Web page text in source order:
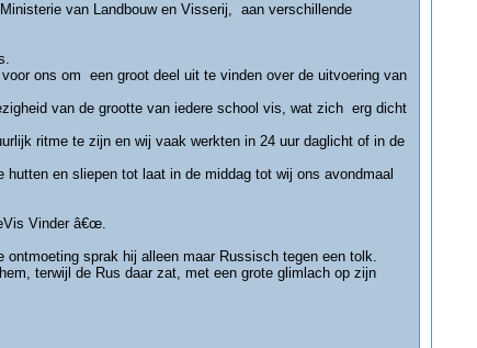
van Landbouw en Visserij, aan verschillende
ons om een groot deel uit te vinden over de uitvoering van
van de grootte van iedere school vis, wat zich erg dicht
ritme te zijn en wij vaak werkten in 24 uur daglicht of in de
en sliepen tot laat in de middag tot wij ons avondmaal
Vinder â€œ.
sprak hij alleen maar Russisch tegen een tolk.
terwijl de Rus daar zat, met een grote glimlach op zijn